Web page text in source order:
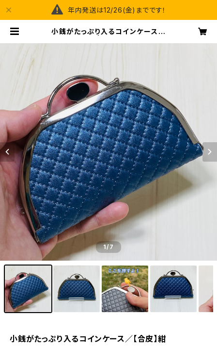
年内発送は12/26(金)までです！
小銭がたっぷり入るコインケース／
1/7
小銭がたっぷり入るコインケース／【合皮】紺